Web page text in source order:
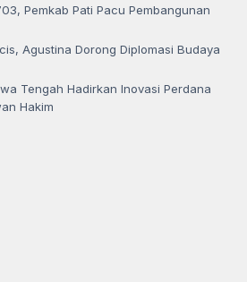
Pemkab Pati Pacu Pembangunan
Agustina Dorong Diplomasi Budaya
Tengah Hadirkan Inovasi Perdana
Hakim